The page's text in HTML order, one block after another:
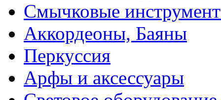
Смычковые
Аккордеоны, Баяны
Перкуссия
Арфы и аксессуары